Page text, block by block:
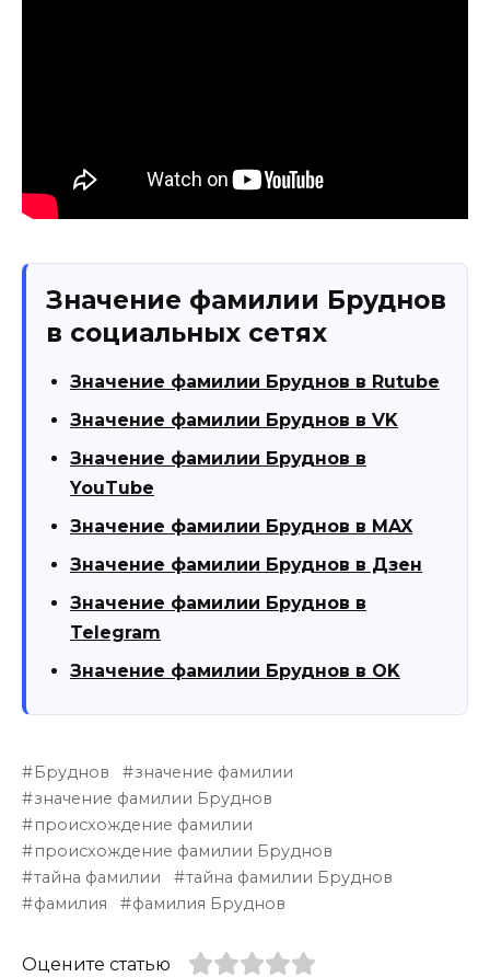
Значение фамилии Бруднов
в социальных сетях
Значение фамилии Бруднов в Rutube
Значение фамилии Бруднов в VK
Значение фамилии Бруднов в
YouTube
Значение фамилии Бруднов в MAX
Значение фамилии Бруднов в Дзен
Значение фамилии Бруднов в
Telegram
Значение фамилии Бруднов в OK
Бруднов
значение фамилии
значение фамилии Бруднов
происхождение фамилии
происхождение фамилии Бруднов
тайна фамилии
тайна фамилии Бруднов
фамилия
фамилия Бруднов
Оцените статью